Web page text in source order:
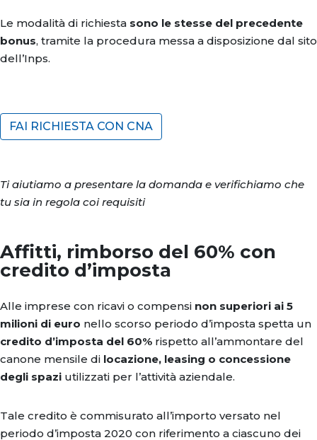
Le modalità di richiesta sono le stesse del precedente
bonus, tramite la procedura messa a disposizione dal sito
dell’Inps.
FAI RICHIESTA CON CNA
Ti aiutiamo a presentare la domanda e verifichiamo che
tu sia in regola coi requisiti
Affitti, rimborso del 60% con
credito d’imposta
Alle imprese con ricavi o compensi non superiori ai 5
milioni di euro nello scorso periodo d’imposta spetta un
credito d’imposta del 60% rispetto all’ammontare del
canone mensile di locazione, leasing o concessione
degli spazi utilizzati per l’attività aziendale.
Tale credito è commisurato all’importo versato nel
periodo d’imposta 2020 con riferimento a ciascuno dei